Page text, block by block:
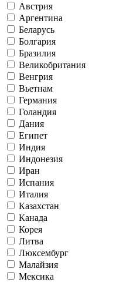
Австрия
Аргентина
Беларусь
Болгария
Бразилия
Великобритания
Венгрия
Вьетнам
Германия
Голандия
Дания
Египет
Индия
Индонезия
Иран
Испания
Италия
Казахстан
Канада
Корея
Литва
Люксембург
Малайзия
Мексика